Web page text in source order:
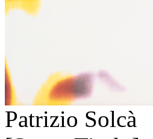
Patrizio Solcà